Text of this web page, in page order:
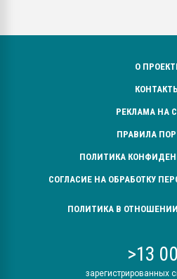
О
РЕКЛАМА НА
ПРАВИЛА
ПОЛИТИКА
СОГЛАСИЕ НА ОБРАБОТКУ
ПОЛИТИКА В ОТНОШЕНИИ
>13
зарегистрированных